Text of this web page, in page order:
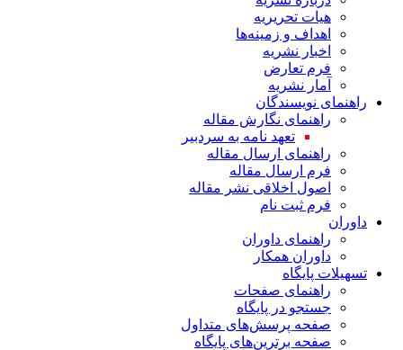
هیات تحریریه
اهداف و زمینه‌ها
اخبار نشریه
فرم تعارض
آمار نشریه
راهنمای نویسندگان
راهنمای نگارش مقاله
تعهد نامه به سردبیر
راهنمای ارسال مقاله
فرم ارسال مقاله
اصول اخلاقی نشر مقاله
فرم ثبت نام
داوران
راهنمای داوران
داوران همکار
تسهیلات پایگاه
راهنمای صفحات
جستجو در پایگاه
صفحه پرسش‌های متداول
صفحه برترین‌های پایگاه